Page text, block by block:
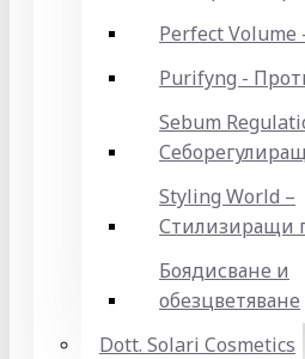
Perfect Volume
Purifyng -
Sebum
Styling World –
Стилизиращи
Боядисване и
обезцветяване
Dott. Solari Cosmetics